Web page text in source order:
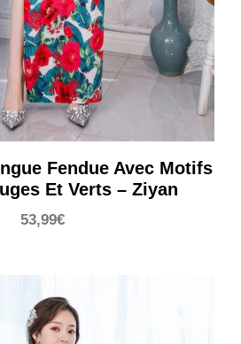
Fendue Avec Motifs
Et Verts – Ziyan
53,99€